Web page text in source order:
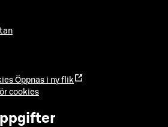
Öppnas i ny flik
cookies